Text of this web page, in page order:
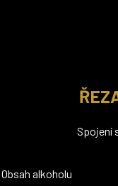
Spojení
Obsah alkoholu